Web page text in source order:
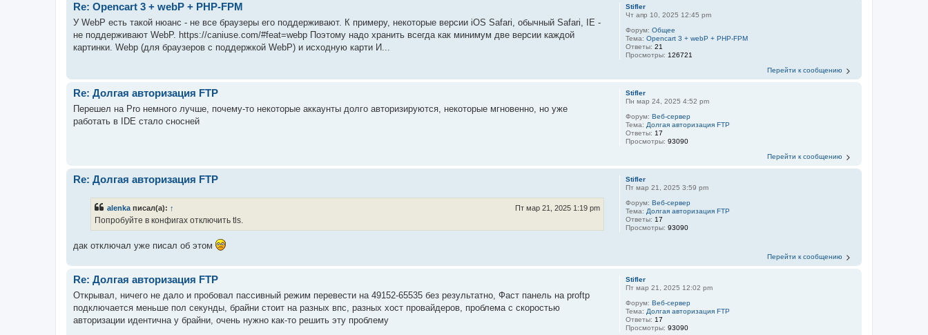
Stifler
Чт апр 10, 2025 12:45 pm
Форум:Общее
Тема:Opencart 3 + webP + PHP-FPM
Ответы:21
Просмотры: 126721
Re: Opencart 3 + webP + PHP-FPM
У WebP есть такой нюанс - не все браузеры его поддерживают. К примеру, некоторые версии iOS Safari, обычный Safari, IE -
не поддерживают WebP. https://caniuse.com/#feat=webp Поэтому надо хранить всегда как минимум две версии каждой
картинки. Webp (для браузеров с поддержкой WebP) и исходную карти И...
Перейти к сообщению
Stifler
Пн мар 24, 2025 4:52 pm
Форум:Веб-сервер
Тема: Долгая авторизация FTP
Ответы: 17
Просмотры:93090
Re: Долгая авторизация FTP
Перешел на Pro немного лучше, почему-то некоторые аккаунты долго авторизируются, некоторые мгновенно, но уже
работать в IDE стало сносней
Перейти к сообщению
Stifler
Пт мар 21, 2025 3:59 pm
Форум:Веб-сервер
Тема: Долгая авторизация FTP
Ответы: 17
Просмотры:93090
Re: Долгая авторизация FTP
alenka писал(а): ↑ Пт мар 21, 2025 1:19 pm
Попробуйте в конфигах отключить tls.
дак отключал уже писал об этом
Перейти к сообщению
Stifler
Пт мар 21, 2025 12:02 pm
Форум: Веб-сервер
Тема:Долгая авторизация FTP
Ответы:17
Просмотры:93090
Re: Долгая авторизация FTP
Открывал, ничего не дало и пробовал пассивный режим перевести на 49152-65535 без результатно, Фаст панель на proftp
подключается меньше пол секунды, брайни стоит на разных впс, разных хост провайдеров, проблема с скоростью
авторизации идентична у брайни, очень нужно как-то решить эту проблему